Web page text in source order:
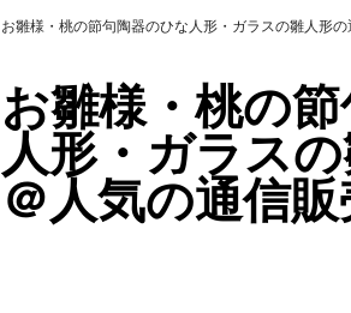
お雛様・桃の節句陶器のひな人形・ガラスの雛人形
お雛様・桃の
人形・ガラス
＠人気の通信販